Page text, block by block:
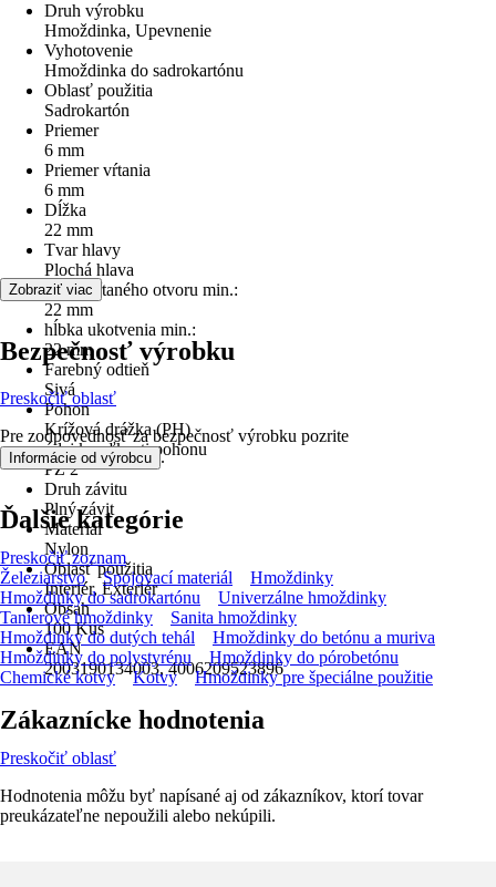
Druh výrobku
Hmoždinka, Upevnenie
Vyhotovenie
Hmoždinka do sadrokartónu
Oblasť použitia
Sadrokartón
Priemer
6 mm
Priemer vŕtania
6 mm
Dĺžka
22 mm
Tvar hlavy
Plochá hlava
hĺbka vŕtaného otvoru min.:
22 mm
hĺbka ukotvenia min.:
22 mm
Farebný odtieň
Sivá
Pohon
Krížová drážka (PH)
údaj k veľkosti pohonu
PZ 2
Druh závitu
Plný závit
Materiál
Nylon
Oblasť použitia
Interiér, Exteriér
Obsah
100 Kus
EAN
2003190134003, 4006209523896
Zobraziť viac
Bezpečnosť výrobku
Preskočiť oblasť
Pre zodpovednosť za bezpečnosť výrobku pozrite
Informácie od výrobcu .
Ďalšie kategórie
Preskočiť zoznam
Železiarstvo
Spojovací materiál
Hmoždinky
Hmoždinky do sadrokartónu
Univerzálne hmoždinky
Tanierové hmoždinky
Sanita hmoždinky
Hmoždinky do dutých tehál
Hmoždinky do betónu a muriva
Hmoždinky do polystyrénu
Hmoždinky do pórobetónu
Chemické kotvy
Kotvy Hmoždinky pre špeciálne použitie
Zákaznícke hodnotenia
Preskočiť oblasť
Hodnotenia môžu byť napísané aj od zákazníkov, ktorí tovar
preukázateľne nepoužili alebo nekúpili.